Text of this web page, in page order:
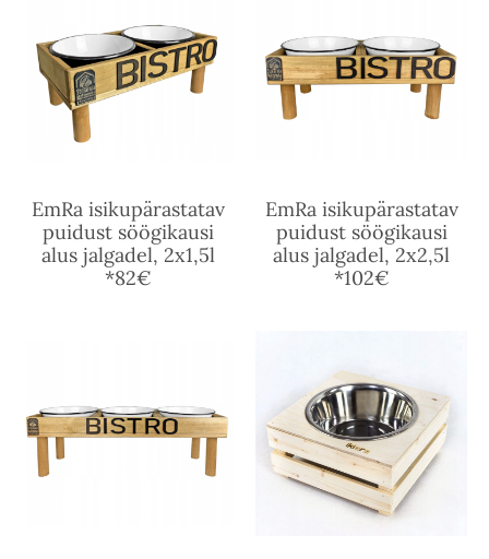
EmRa isikupärastatav
puidust söögikausi
alus jalgadel, 2x1,5l
*82€
EmRa isikupärastatav
puidust söögikausi
alus jalgadel, 2x2,5l
*102€